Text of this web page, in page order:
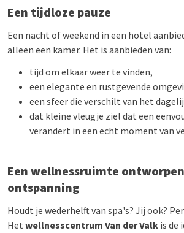
Een tijdloze pauze
Een nacht of weekend in een hotel
alleen een kamer. Het is aanbieden van:
tijd om elkaar weer te vinden,
een elegante en rustgevende
een sfeer die verschilt van het
dat kleine vleugje ziel dat een
verandert in een echt moment van
Een wellnessruimte
ontspanning
Houdt je wederhelft van spa's? Jij ook?
Het wellnesscentrum Van der Valk is de